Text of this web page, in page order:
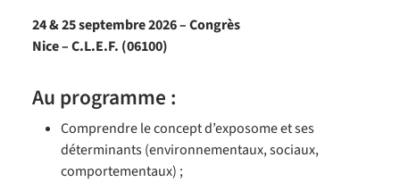
24 & 25 septembre 2026 – Congrès
Nice – C.L.E.F. (06100)
Au programme :
Comprendre le concept d’exposome et ses
déterminants (environnementaux, sociaux,
comportementaux) ;